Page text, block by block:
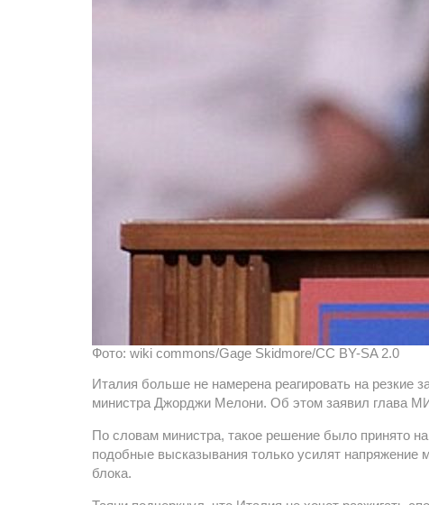
Фото: wiki commons/Gage Skidmore/CC BY-SA 2.0
Италия больше не намерена реагировать на
министра Джорджи Мелони. Об этом заявил глава
По словам министра, такое решение было принято
подобные высказывания только усилят напряжение
блока.